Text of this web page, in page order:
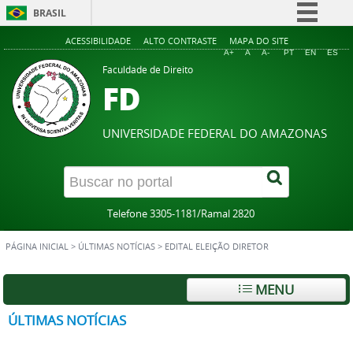
BRASIL
Simplifique!
Legislação
Canais
ACESSIBILIDADE ALTO CONTRASTE MAPA DO SITE
A+ A A- PT EN ES
Faculdade de Direito
FD
UNIVERSIDADE FEDERAL DO AMAZONAS
Telefone 3305-1181/Ramal 2820
PÁGINA INICIAL > ÚLTIMAS NOTÍCIAS > EDITAL ELEIÇÃO DIRETOR
MENU
ÚLTIMAS NOTÍCIAS